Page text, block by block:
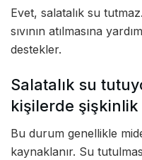
Evet, salatalık su
sıvının atılmasına
destekler.
Salatalık su
kişilerde şişkinlik
Bu durum genellikle
kaynaklanır. Su